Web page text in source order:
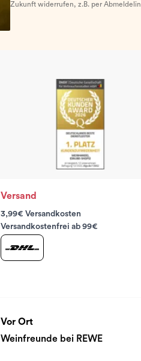
Zukunft widerrufen, z.B. per
Versand
3,99€ Versandkosten
Versandkostenfrei ab 99€
Vor Ort
Weinfreunde bei REWE